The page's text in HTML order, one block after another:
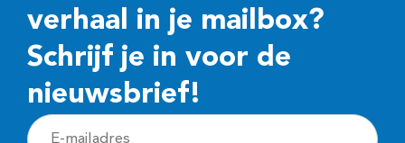
verhaal in je mailbox?
Schrijf je in voor de
nieuwsbrief!
E